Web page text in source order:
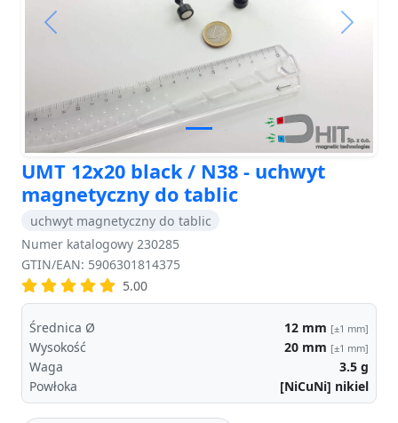
Previous Next
UMT 12x20 black / N38 - uchwyt
magnetyczny do tablic
uchwyt magnetyczny do tablic
Numer katalogowy 230285
GTIN/EAN: 5906301814375
5.00
Średnica Ø 12 mm [±1 mm]
Wysokość 20 mm [±1 mm]
Waga 3.5 g
Powłoka
[NiCuNi] nikiel